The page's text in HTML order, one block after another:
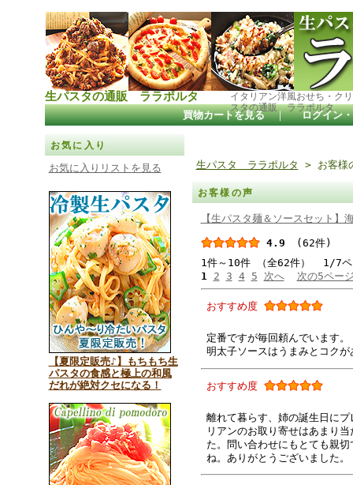
生パスタの通販 ララポルタ
イタリアン洋風おせち・ク
スタの通販 ララポルタ
買物カートを見る ｜ ログイン
お気に入り
お気に入りリストを見る
【夏限定販売♪】もちもち生
パスタの食感と極上の和風
だれが絶対クセになる！
生パスタ ララポルタ > お客様
お客様の声
【生パスタ麺＆ソースセット】
4.9
(62件)
1件～10件 （全62件） 1/7ペ
1
2 3 4 5 次へ 次の5ペー
おすすめ度
定番ですが毎回頼んでいます。
明太子ソースはうまみとコク
おすすめ度
離れて暮らす、姉の誕生日に
リアンのお取り寄せはあまり
た。問い合わせにもとても親
ね。ありがとうございました。